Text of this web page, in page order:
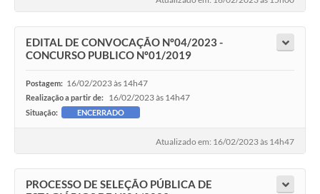
EDITAL DE CONVOCAÇÃO Nº04/2023 -
CONCURSO PUBLICO Nº01/2019
Postagem: 16/02/2023 às 14h47
Realização a partir de: 16/02/2023 às 14h47
Situação: ENCERRADO
Atualizado em: 16/02/2023 às 14h47
PROCESSO DE SELEÇÃO PÚBLICA DE